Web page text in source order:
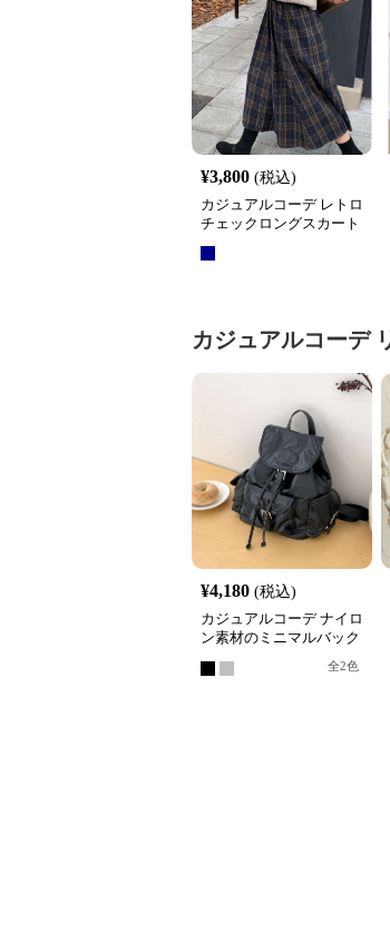
¥3,800 (税込)
カジュアルコーデ レトロ
チェックロングスカート
カジュアルコーデ
¥4,180 (税込)
カジュアルコーデ ナイロ
ン素材のミニマルバック
全2色